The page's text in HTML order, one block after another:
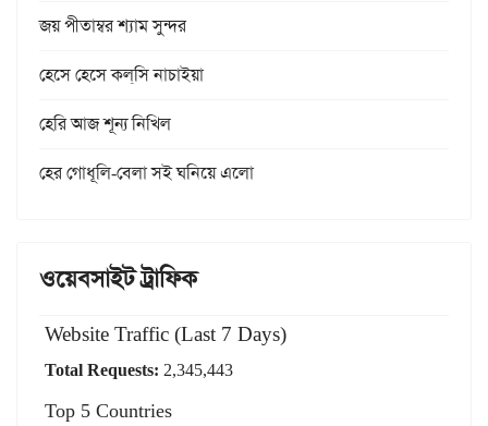
জয় পীতাম্বর শ্যাম সুন্দর
হেসে হেসে কল্‌সি নাচাইয়া
হেরি আজ শূন্য নিখিল
হের গোধূলি-বেলা সই ঘনিয়ে এলো
ওয়েবসাইট ট্রাফিক
Website Traffic (Last 7 Days)
Total Requests: 2,345,443
Top 5 Countries